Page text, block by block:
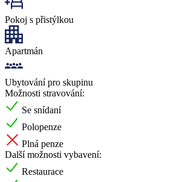
Pokoj s přistýlkou
Apartmán
Ubytování pro skupinu
Možnosti stravování:
Se snídaní
Polopenze
Plná penze
Další možnosti vybavení:
Restaurace